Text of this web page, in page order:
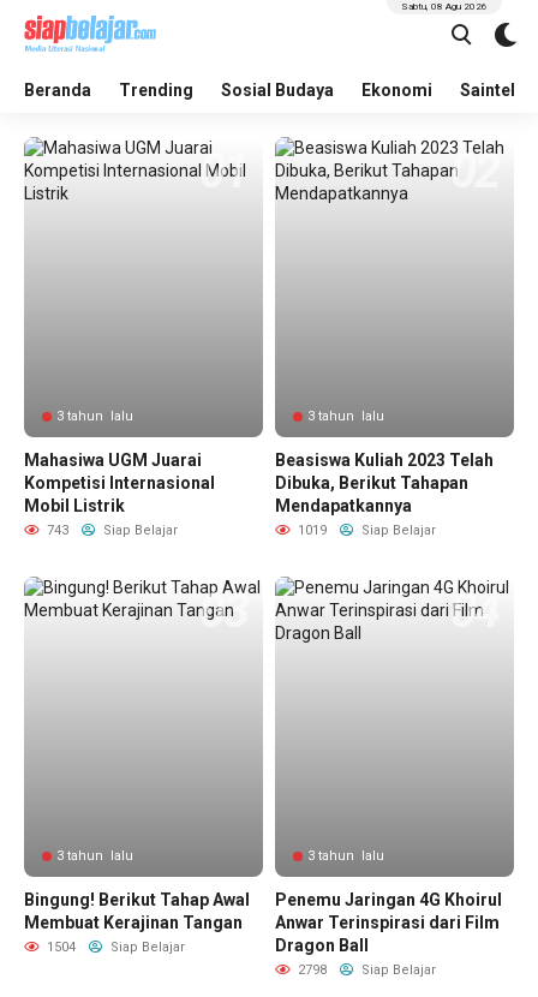
Beranda Trending Sosial Budaya Ekonomi Saintek
Sabtu, 08 Agu 2026
3 tahun lalu
Mahasiwa UGM Juarai
Kompetisi Internasional
Mobil Listrik
743 Siap Belajar
3 tahun lalu
Beasiswa Kuliah 2023 Telah
Dibuka, Berikut Tahapan
Mendapatkannya
1019 Siap Belajar
3 tahun lalu
Bingung! Berikut Tahap Awal
Membuat Kerajinan Tangan
1504 Siap Belajar
3 tahun lalu
Penemu Jaringan 4G Khoirul
Anwar Terinspirasi dari Film
Dragon Ball
2798 Siap Belajar